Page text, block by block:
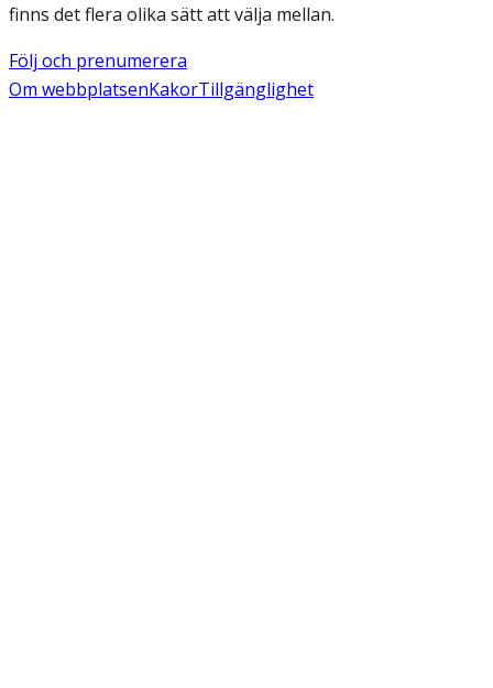
finns det flera olika sätt att välja mellan.
Följ och prenumerera
Om webbplatsenKakorTillgänglighet